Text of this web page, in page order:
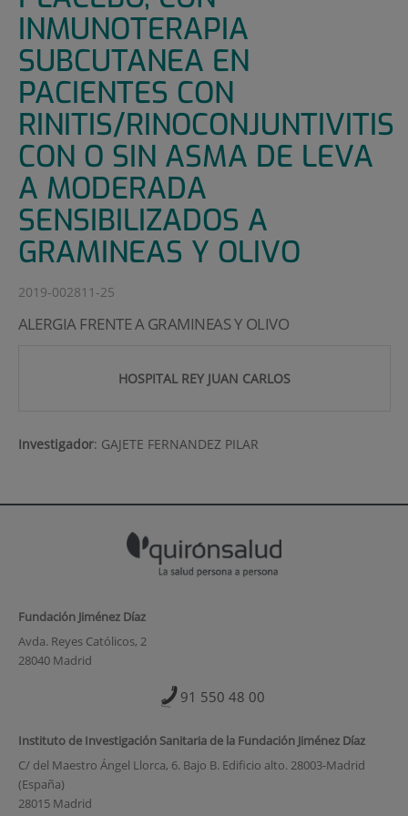
INMUNOTERAPIA
SUBCUTANEA EN
PACIENTES CON
RINITIS/RINOCONJUNTIVITIS
CON O SIN ASMA DE LEVA
A MODERADA
SENSIBILIZADOS A
GRAMINEAS Y OLIVO
2019-002811-25
ALERGIA FRENTE A GRAMINEAS Y OLIVO
HOSPITAL REY JUAN CARLOS
Investigador: GAJETE FERNANDEZ PILAR
Fundación Jiménez Díaz
Avda. Reyes Católicos, 2
28040 Madrid
91 550 48 00
Instituto de Investigación Sanitaria de la Fundación Jiménez Díaz
C/ del Maestro Ángel Llorca, 6. Bajo B. Edificio alto. 28003-Madrid
(España)
28015 Madrid